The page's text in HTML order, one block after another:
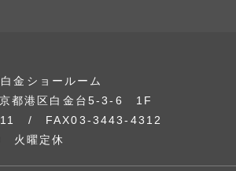
金ショールーム
都港区白金台5-3-6 1F
/ FAX03-3443-4312
火曜定休